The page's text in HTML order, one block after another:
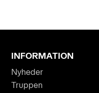
INFORMATION
Nyheder
Truppen